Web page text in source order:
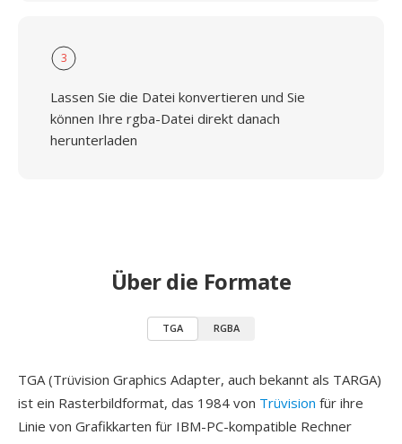
3
Lassen Sie die Datei konvertieren und Sie
können Ihre rgba-Datei direkt danach
herunterladen
Über die Formate
TGA RGBA
TGA (Trüvision Graphics Adapter, auch bekannt als TARGA)
ist ein Rasterbildformat, das 1984 von Trüvision für ihre
Linie von Grafikkarten für IBM-PC-kompatible Rechner